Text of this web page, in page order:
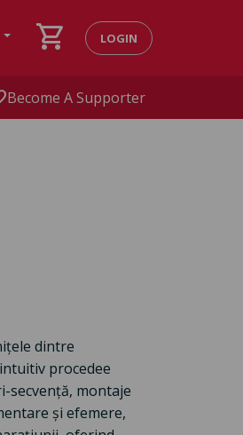
shopping_cart LOGIN
Become A Supporter
dintre
procedee
secvență, montaje
și efemere,